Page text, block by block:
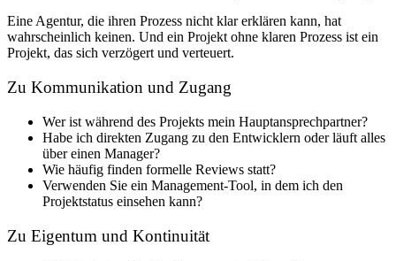
Eine Agentur, die ihren Prozess nicht klar erklären kann, hat
wahrscheinlich keinen. Und ein Projekt ohne klaren Prozess ist ein
Projekt, das sich verzögert und verteuert.
Zu Kommunikation und Zugang
Wer ist während des Projekts mein Hauptansprechpartner?
Habe ich direkten Zugang zu den Entwicklern oder läuft alles
über einen Manager?
Wie häufig finden formelle Reviews statt?
Verwenden Sie ein Management-Tool, in dem ich den
Projektstatus einsehen kann?
Zu Eigentum und Kontinuität